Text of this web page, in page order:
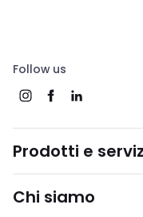
Follow us
Prodotti e
Chi siamo